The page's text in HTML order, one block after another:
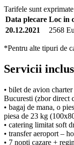
Tarifele sunt
Data plecare Loc in
20.12.2021
2568
*Pentru alte tipuri de
Servicii
• bilet de avion
Bucuresti (zbor direct
• bagaj de mana, o
piesa de 23 kg
• catering limitat soft
• transfer aeroport –
• 7 nopţi cazare +